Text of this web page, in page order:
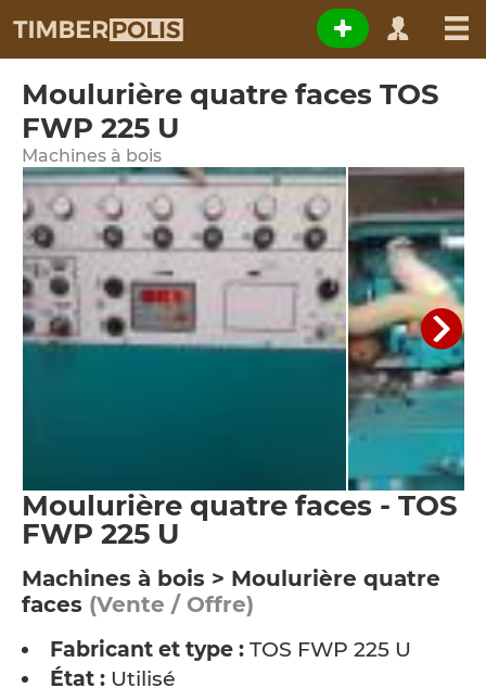
Moulurière quatre faces TOS
FWP 225 U
Machines à bois
Moulurière quatre faces - TOS
FWP 225 U
Machines à bois > Moulurière quatre
faces (Vente / Offre)
Fabricant et type : TOS FWP 225 U
État : Utilisé